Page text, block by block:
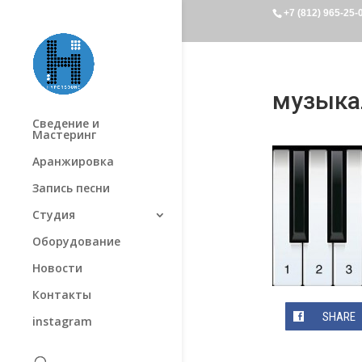
+7 (812) 965-25-
Сведение и
Мастеринг
Аранжировка
Запись песни
Студия
Оборудование
Новости
Контакты
instagram
SHARE